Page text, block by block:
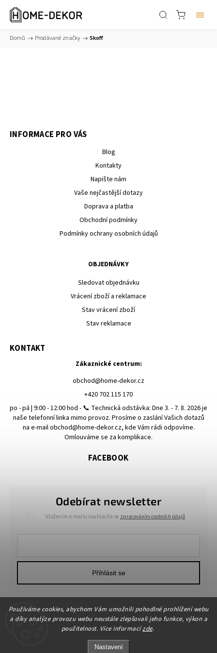
Používáme cookies, abychom Vám umožnili pohodlné prohlížení webu
a díky analýze provozu webu neustále zlepšovali jeho funkce, výkon a
použitelnost. Více informacízde.
Nastavení
Domů / Prodávané značky / Skoff
INFORMACE PRO VÁS
Blog
Kontakty
Napište nám
Vaše nejčastější dotazy
Doprava a platba
Obchodní podmínky
Podmínky ochrany osobních údajů
OBJEDNÁVKY
Sledovat objednávku
Vrácení zboží a reklamace
Stav vrácení zboží
Stav reklamace
Odebírat newsletter
Vložením e-mailu souhlasíte se zpracováním osobních údajů.
Přihlásit se
KONTAKT
Zákaznické centrum:
obchod@home-dekor.cz
+420 702 115 170
po - pá | 9:00 - 12:00 hod - 📞 Technická odstávka: Dne 3. - 7. 8. 2026 je
naše telefonní linka mimo provoz. Prosíme o zaslání Vašich dotazů
na e-mail obchod@home-dekor.cz, kde Vám rádi odpovíme.
Omlouváme se za komplikace.
FACEBOOK